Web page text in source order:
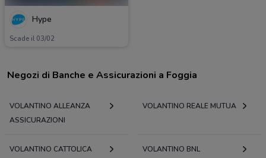
Hype
Scade il 03/02
Negozi di Banche e Assicurazioni a Foggia
VOLANTINO ALLEANZA
ASSICURAZIONI
VOLANTINO REALE MUTUA
VOLANTINO CATTOLICA VOLANTINO BNL